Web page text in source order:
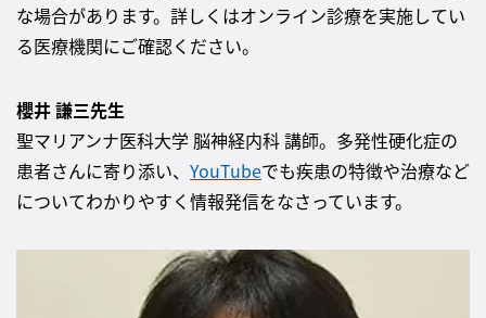
な場合があります。詳しくはオンライン診療を実施してい
る医療機関にご確認ください。
櫻井 謙三先生
聖マリアンナ医科大学 脳神経内科 講師。多発性硬化症の
患者さんに寄り添い、 YouTubeでも疾患の特徴や治療など
についてわかりやすく情報発信をなさっています。